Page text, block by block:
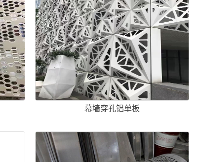
幕墙穿孔铝单板